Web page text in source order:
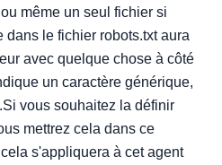
même un seul fichier si
dans le fichier robots.txt aura
avec quelque chose à côté
un caractère générique,
vous souhaitez la définir
mettrez cela dans ce
s'appliquera à cet agent